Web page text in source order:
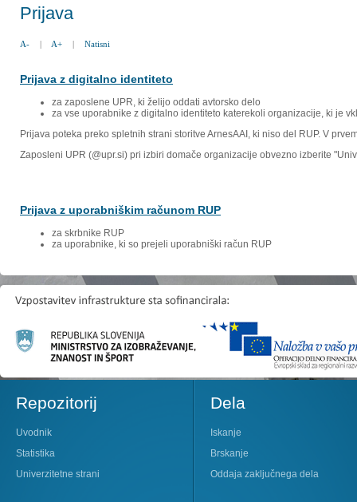
Prijava
A- | A+ | Natisni
Prijava z digitalno identiteto
za zaposlene UPR, ki želijo oddati avtorsko delo
za vse uporabnike z digitalno identiteto katerekoli organizacije, ki je
Prijava poteka preko spletnih strani storitve ArnesAAI, ki niso del RUP. V
Zaposleni UPR (@upr.si) pri izbiri domače organizacije obvezno izberite
Prijava z uporabniškim računom RUP
za skrbnike RUP
za uporabnike, ki so prejeli uporabniški račun RUP
Repozitorij
Uvodnik
Statistika
Univerzitetne strani
Dela
Iskanje
Brskanje
Oddaja zaključnega dela